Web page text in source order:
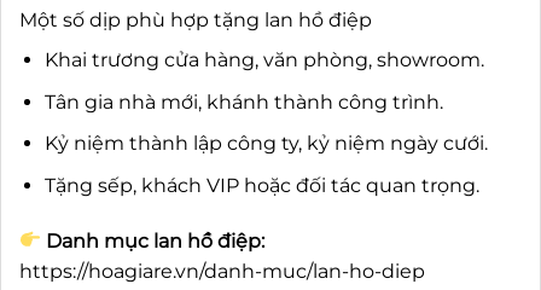
Một số dịp phù hợp tặng lan hồ điệp
Khai trương cửa hàng, văn phòng, showroom.
Tân gia nhà mới, khánh thành công trình.
Kỷ niệm thành lập công ty, kỷ niệm ngày cưới.
Tặng sếp, khách VIP hoặc đối tác quan trọng.
Danh mục lan hồ điệp:
https://hoagiare.vn/danh-muc/lan-ho-diep